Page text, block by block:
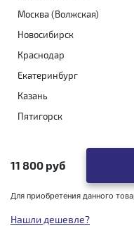
Москва (Волжская)
Новосибирск
Краснодар
Екатеринбург
Казань
Пятигорск
11 800 руб
Для приобретения данного
Нашли дешевле?